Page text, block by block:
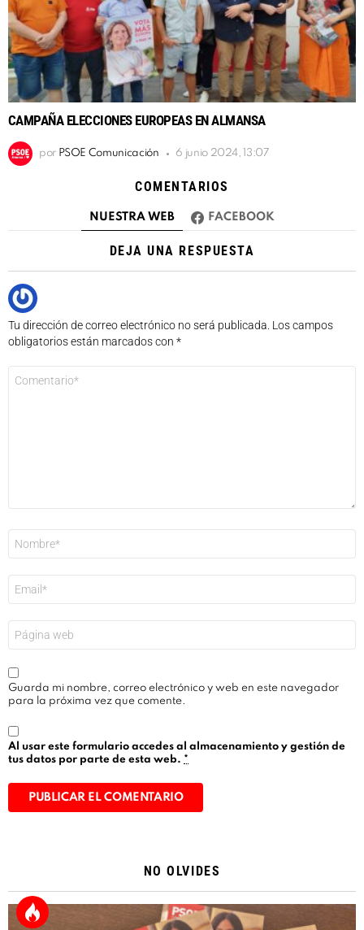
CAMPAÑA ELECCIONES EUROPEAS EN ALMANSA
por PSOE Comunicación 6 junio 2024, 13:07
COMENTARIOS
NUESTRA WEB FACEBOOK
DEJA UNA RESPUESTA
Tu dirección de correo electrónico no será publicada. Los campos
obligatorios están marcados con *
electrónico
*
Guarda mi nombre, correo electrónico y web en este navegador
para la próxima vez que comente.
Al usar este formulario accedes al almacenamiento y gestión de
tus datos por parte de esta web. *
NO OLVIDES